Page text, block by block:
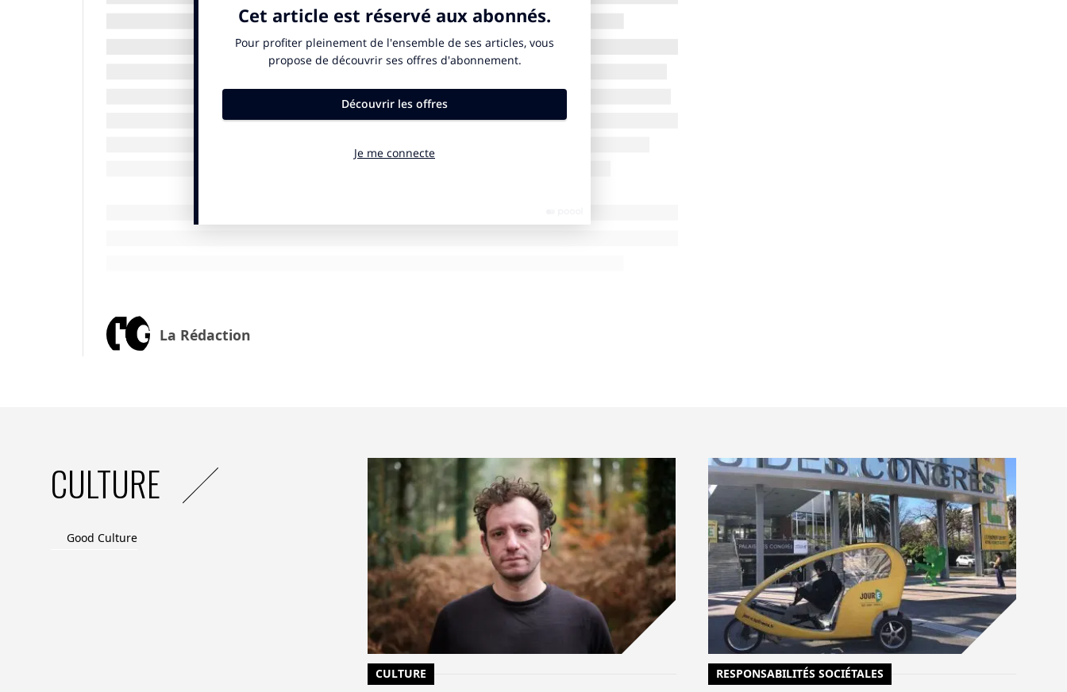
des solutions aussi inspirantes que concrètes pour un avenir plus durable. Un défi de taille !
Et si le design, par sa capacité à adresser l’inconnu, à démêler les paradoxes, à poser les
problèmes à résoudre, permettait aux marques de s’armer face à ce défi ?
Et si la communication, par sa capacité à créer des récits structurants et à développer de
nouveaux imaginaires, donnait aux marques les clés pour engager les consom­mateurs à leurs
(Auteur)
Sylvie Gillibert
Sylvie Gillibert-Ulrich, ingénieure Agro, est directrice du campus ISCOM Nice. Elle est co-autrice
Lonsdale, membre du Green Lab ISCOM (think tank dédié aux enjeux de la Transition). Il
enseigne à l’ISCOM, au CELSA Paris-Sorbonne et à SciencesPo.
Préface de Nicolas Bordas, vice-président international de TBWA/Worldwide
L’avis de la rédaction : Un ouvrage essentiel qui rappelle combien la communication et le
design sont essentiels à la transition écologique. Ces deux outils permettent d’embarquer
les marques et leurs consommateurs vers des imaginaires souhaitables pour un avenir
soutenable. Comme le souligne Nicolas Bordas dans la préface : « la marque sera durable
La Rédaction
CULTURE
Good Culture
CULTURE RESPONSABILITÉS SOCIÉTALES